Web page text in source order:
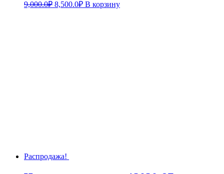
9,000.0₽ 8,500.0₽ В корзину
Распродажа!